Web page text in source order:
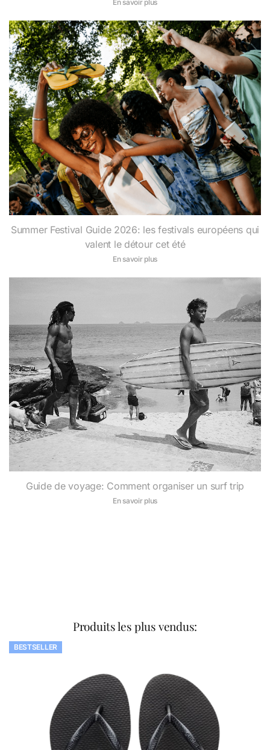
En savoir plus
Summer Festival Guide 2026: les festivals européens qui
valent le détour cet été
En savoir plus
Guide de voyage: Comment organiser un surf trip
En savoir plus
Produits les plus vendus:
BESTSELLER